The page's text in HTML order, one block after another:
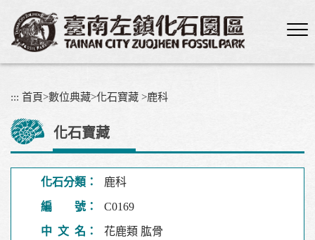
內
::: 首頁>數位典藏>化石寶藏 >鹿科
化石寶藏
化石分類： 鹿科
編 號： C0169
中 文 名： 花鹿類 肱骨